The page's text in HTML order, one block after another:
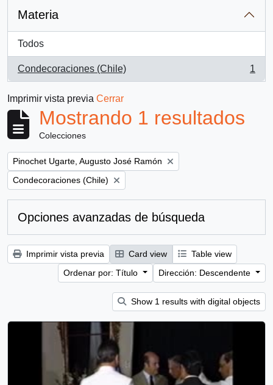
Materia
Todos
Condecoraciones (Chile)
, 1 resultados
1
Imprimir vista previa Cerrar
Mostrando 1 resultados
Colecciones
Remove filter:
Pinochet Ugarte, Augusto José Ramón
Remove filter:
Condecoraciones (Chile)
Opciones avanzadas de búsqueda
Imprimir vista previa Card view
Table view
Ordenar por: Título
Dirección: Descendente
Show 1 results with digital objects